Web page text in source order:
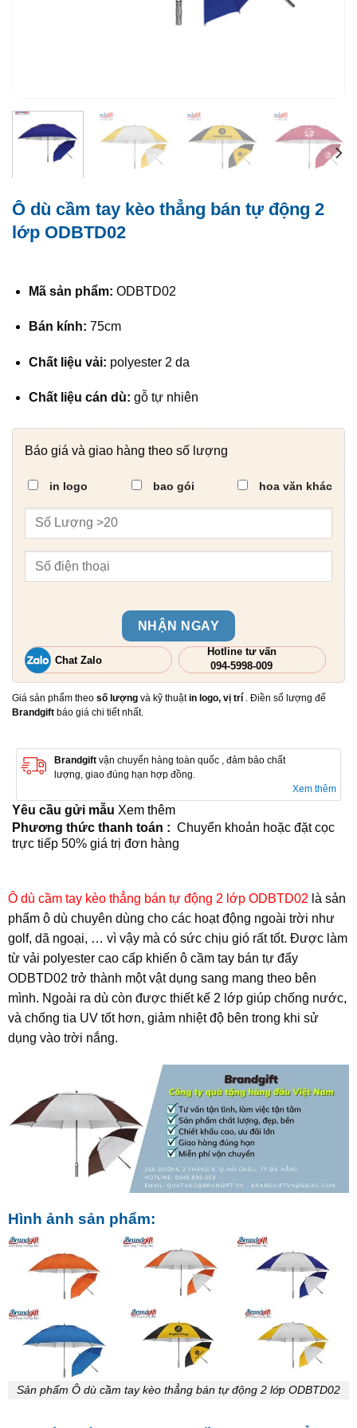
Ô dù cầm tay kèo thẳng bán tự động 2
lớp ODBTD02
Mã sản phẩm: ODBTD02
Bán kính: 75cm
Chất liệu vải: polyester 2 da
Chất liệu cán dù: gỗ tự nhiên
Báo giá và giao hàng theo số lượng
in logo bao gói hoa văn khác
NHẬN NGAY
Chat Zalo
Hotline tư vấn
094-5998-009
Giá sản phẩm theo số lượng và kỹ thuậtin logo, vị trí . Điền số lượng để
Brandgift báo giá chi tiết nhất.
Brandgift vận chuyển hàng toàn quốc , đảm bảo chất
lượng, giao đúng hạn hợp đồng.
Xem thêm
Yêu cầu gửi mẫu Xem thêm
Phương thức thanh toán : Chuyển khoản hoặc đặt cọc
trực tiếp 50% giá trị đơn hàng
Ô dù cầm tay kèo thẳng bán tự động 2 lớp ODBTD02là sản
phẩm ô dù chuyên dùng cho các hoạt động ngoài trời như
golf, dã ngoại, … vì vậy mà có sức chịu gió rất tốt. Được làm
từ vải polyester cao cấp khiến ô cầm tay bán tự đẩy
ODBTD02 trở thành một vật dụng sang mang theo bên
mình. Ngoài ra dù còn được thiết kế 2 lớp giúp chống nước,
và chống tia UV tốt hơn, giảm nhiệt độ bên trong khi sử
dụng vào trời nắng.
Hình ảnh sản phẩm:
Sản phẩm Ô dù cầm tay kèo thẳng bán tự động 2 lớp ODBTD02